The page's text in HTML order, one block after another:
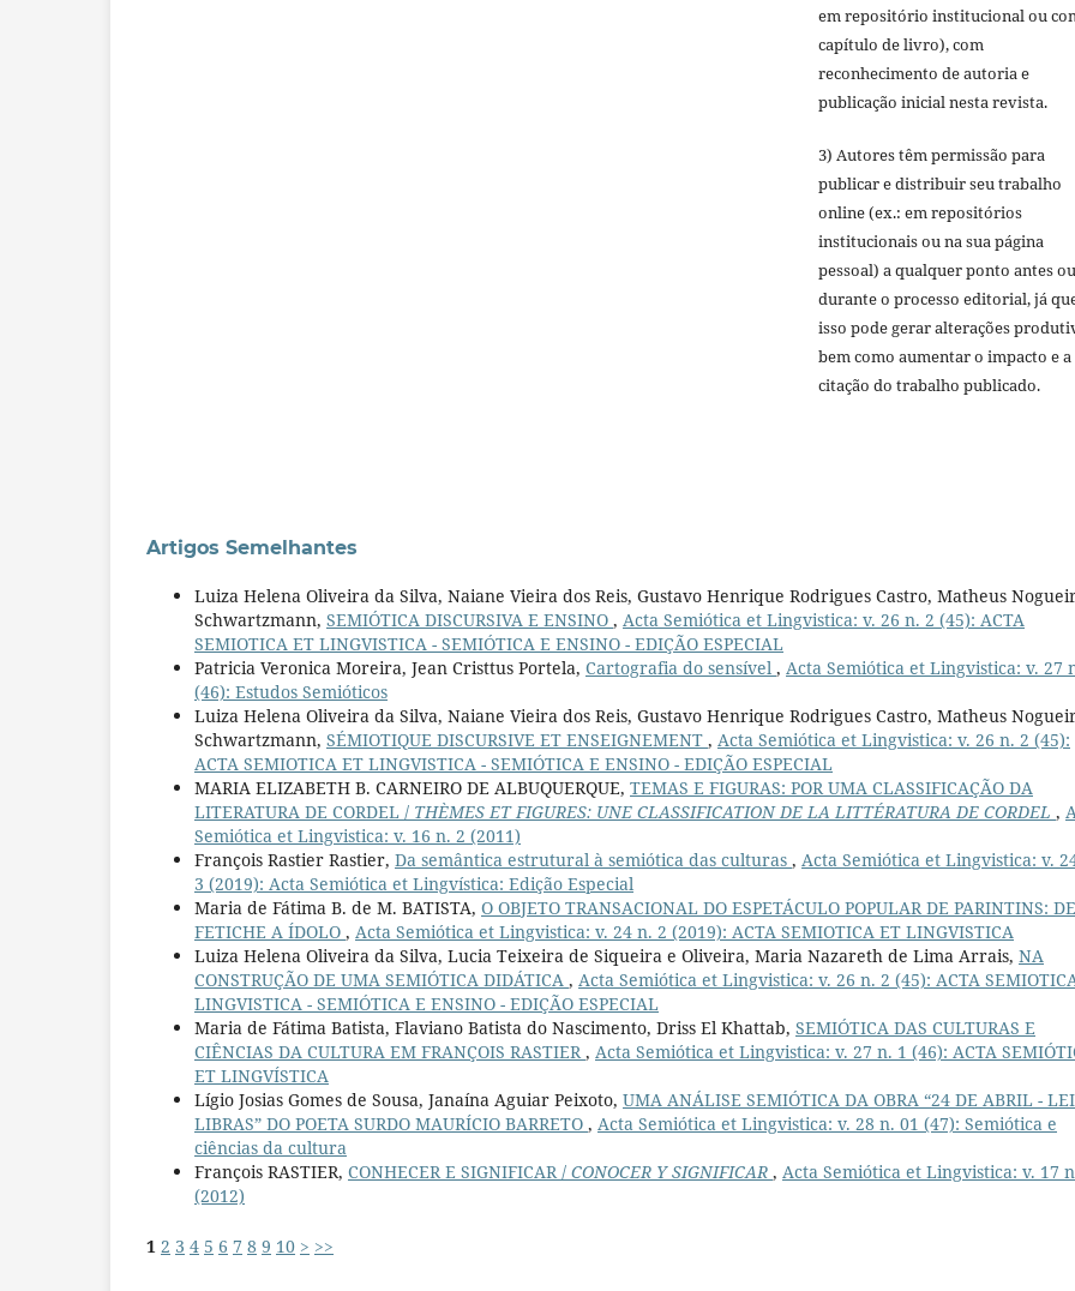
em repositório institucional ou
capítulo de livro), com
reconhecimento de autoria e
publicação inicial nesta revista.
3) Autores têm permissão para
publicar e distribuir seu trabalho
online (ex.: em repositórios
institucionais ou na sua página
pessoal) a qualquer ponto antes ou
durante o processo editorial, já
isso pode gerar alterações
bem como aumentar o impacto e a
citação do trabalho publicado.
Artigos Semelhantes
Luiza Helena Oliveira da Silva, Naiane Vieira dos Reis, Gustavo Henrique Rodrigues Castro, Matheus
Schwartzmann, SEMIÓTICA DISCURSIVA E ENSINO , Acta Semiótica et Lingvistica: v. 26 n. 2 (45): ACTA
SEMIOTICA ET LINGVISTICA - SEMIÓTICA E ENSINO - EDIÇÃO ESPECIAL
Patricia Veronica Moreira, Jean Cristtus Portela, Cartografia do sensível , Acta Semiótica et Lingvistica: v. 27
(46): Estudos Semióticos
Luiza Helena Oliveira da Silva, Naiane Vieira dos Reis, Gustavo Henrique Rodrigues Castro, Matheus
Schwartzmann, SÉMIOTIQUE DISCURSIVE ET ENSEIGNEMENT , Acta Semiótica et Lingvistica: v. 26 n. 2 (45):
ACTA SEMIOTICA ET LINGVISTICA - SEMIÓTICA E ENSINO - EDIÇÃO ESPECIAL
MARIA ELIZABETH B. CARNEIRO DE ALBUQUERQUE, TEMAS E FIGURAS: POR UMA CLASSIFICAÇÃO DA
LITERATURA DE CORDEL / THÈMES ET FIGURES: UNE CLASSIFICATION DE LA LITTÉRATURA DE CORDEL ,
Semiótica et Lingvistica: v. 16 n. 2 (2011)
François Rastier Rastier, Da semântica estrutural à semiótica das culturas , Acta Semiótica et Lingvistica: v.
3 (2019): Acta Semiótica et Lingvística: Edição Especial
Maria de Fátima B. de M. BATISTA, O OBJETO TRANSACIONAL DO ESPETÁCULO POPULAR DE PARINTINS: DE
FETICHE A ÍDOLO , Acta Semiótica et Lingvistica: v. 24 n. 2 (2019): ACTA SEMIOTICA ET LINGVISTICA
Luiza Helena Oliveira da Silva, Lucia Teixeira de Siqueira e Oliveira, Maria Nazareth de Lima Arrais, NA
CONSTRUÇÃO DE UMA SEMIÓTICA DIDÁTICA , Acta Semiótica et Lingvistica: v. 26 n. 2 (45): ACTA
LINGVISTICA - SEMIÓTICA E ENSINO - EDIÇÃO ESPECIAL
Maria de Fátima Batista, Flaviano Batista do Nascimento, Driss El Khattab, SEMIÓTICA DAS CULTURAS E
CIÊNCIAS DA CULTURA EM FRANÇOIS RASTIER, Acta Semiótica et Lingvistica: v. 27 n. 1 (46): ACTA
ET LINGVÍSTICA
Lígio Josias Gomes de Sousa, Janaína Aguiar Peixoto, UMA ANÁLISE SEMIÓTICA DA OBRA “24 DE ABRIL -
LIBRAS” DO POETA SURDO MAURÍCIO BARRETO , Acta Semiótica et Lingvistica: v. 28 n. 01 (47): Semiótica e
ciências da cultura
François RASTIER, CONHECER E SIGNIFICAR / CONOCER Y SIGNIFICAR , Acta Semiótica et Lingvistica: v. 17
(2012)
1 2 3 4 5 6 7 8 9 10 > >>